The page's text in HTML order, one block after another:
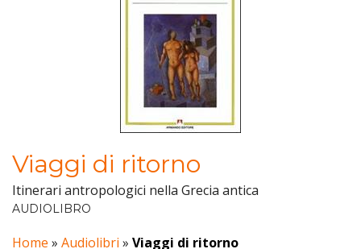
Viaggi di ritorno
Itinerari antropologici nella Grecia antica
AUDIOLIBRO
Home » Audiolibri » Viaggi di ritorno